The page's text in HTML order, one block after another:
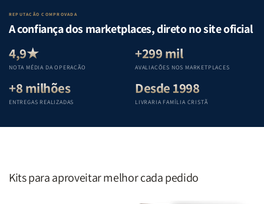
Lar
|
Equipe
Teológica
Penkal
|
Equipe
Penkal
|
Equipe
Teológica
Penkal
Equipe
REPUTAÇÃO COMPROVADA
A confiança dos marketplaces, direto no site oficial
4,9★
NOTA MÉDIA DA OPERAÇÃO
+299 mil
AVALIAÇÕES NOS MARKETPLACES
+8 milhões
ENTREGAS REALIZADAS
Desde 1998
LIVRARIA FAMÍLIA CRISTÃ
Kits para aproveitar melhor cada pedido